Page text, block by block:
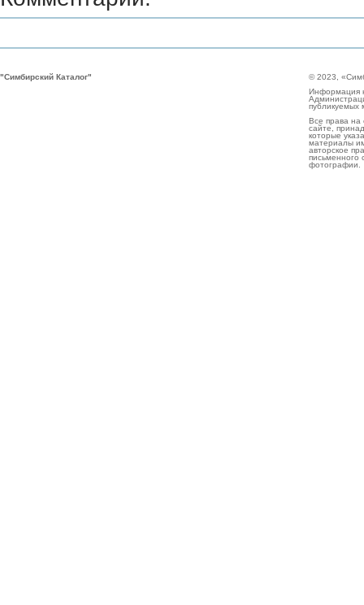
"Симбирский Каталог"
© 2023,
Информация
публикуемых
Все права
сайте,
которые
материалы
авторское
письменного
фотографии.